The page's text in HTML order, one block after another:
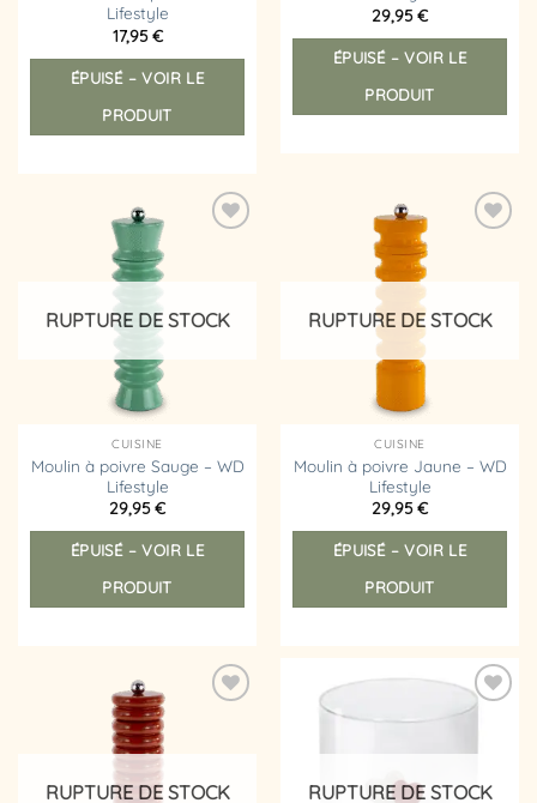
Lifestyle
17,95€
ÉPUISÉ – VOIR LE
PRODUIT
29,95€
ÉPUISÉ – VOIR LE
PRODUIT
RUPTURE DE STOCK
CUISINE
Moulin à poivre Sauge – WD
Lifestyle
29,95€
ÉPUISÉ – VOIR LE
PRODUIT
RUPTURE DE STOCK
CUISINE
Moulin à poivre Jaune – WD
Lifestyle
29,95€
ÉPUISÉ – VOIR LE
PRODUIT
RUPTURE DE STOCK
liste
RUPTURE DE STOCK